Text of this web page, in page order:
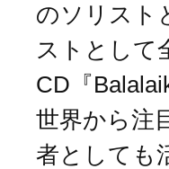
のソリスト
ストとして
CD『
世界から注
者としても